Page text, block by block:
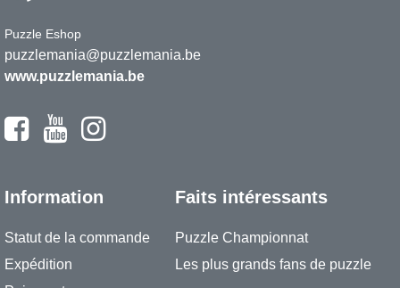
Puzzle Eshop
puzzlemania@puzzlemania.be
www.puzzlemania.be
Information
Statut de la commande
Expédition
Faits intéressants
Puzzle Championnat
Les plus grands fans de puzzle